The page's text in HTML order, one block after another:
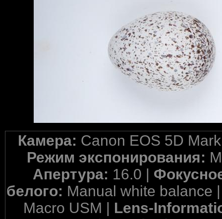
Камера: Canon EOS 5D
Режим экспонирования:
Апертура: 16.0 |
белого: Manual white balance
Macro USM | Lens-